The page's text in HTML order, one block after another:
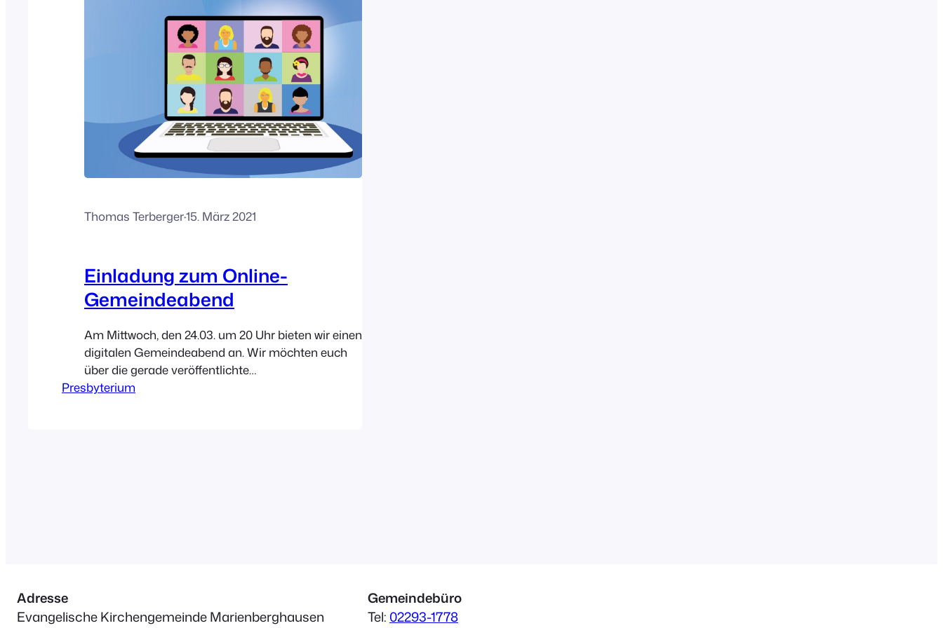
Thomas Terberger·15. März 2021
Einladung zum Online-
Gemeindeabend
Am Mittwoch, den 24.03. um 20 Uhr bieten wir einen
digitalen Gemeindeabend an. Wir möchten euch
über die gerade veröffentlichte
Pfarrstellenausschreibung und das weitere
Presbyterium
Adresse
Evangelische Kirchengemeinde Marienberghausen
Gemeindebüro
Tel: 02293-1778